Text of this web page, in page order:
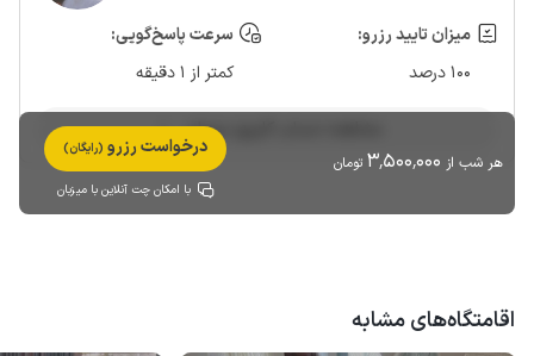
میزان تایید رزرو:
100 درصد
سرعت پاسخ‌گویی:
کمتر از 1 دقیقه
مشاهده حساب کاربری میزبان
هر شب از 3٬500٬000 تومان
درخواست رزرو (رایگان)
با امکان چت آنلاین با میزبان
اقامتگاه‌های مشابه